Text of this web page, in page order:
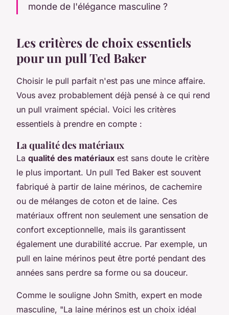
monde de l'élégance masculine ?
Les critères de choix essentiels
pour un pull Ted Baker
Choisir le pull parfait n'est pas une mince affaire.
Vous avez probablement déjà pensé à ce qui rend
un pull vraiment spécial. Voici les critères
essentiels à prendre en compte :
La qualité des matériaux
La qualité des matériaux est sans doute le critère
le plus important. Un pull Ted Baker est souvent
fabriqué à partir de laine mérinos, de cachemire
ou de mélanges de coton et de laine. Ces
matériaux offrent non seulement une sensation de
confort exceptionnelle, mais ils garantissent
également une durabilité accrue. Par exemple, un
pull en laine mérinos peut être porté pendant des
années sans perdre sa forme ou sa douceur.
Comme le souligne John Smith, expert en mode
masculine, "La laine mérinos est un choix idéal